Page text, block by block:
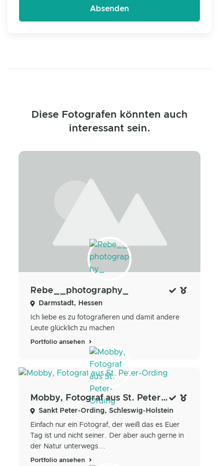
Diese Fotografen könnten auch
interessant sein.
Rebe__photography_
Darmstadt, Hessen
Ich liebe es zu fotografieren und damit andere
Leute glücklich zu machen
Portfolio ansehen
Mobby, Fotograf aus St. Peter-Ording
Sankt Peter-Ording, Schleswig-Holstein
Einfach nur ein Fotograf, der weiß das es Euer
Tag ist und nicht seiner. Der aber auch gerne in
der Natur unterwegs...
Portfolio ansehen